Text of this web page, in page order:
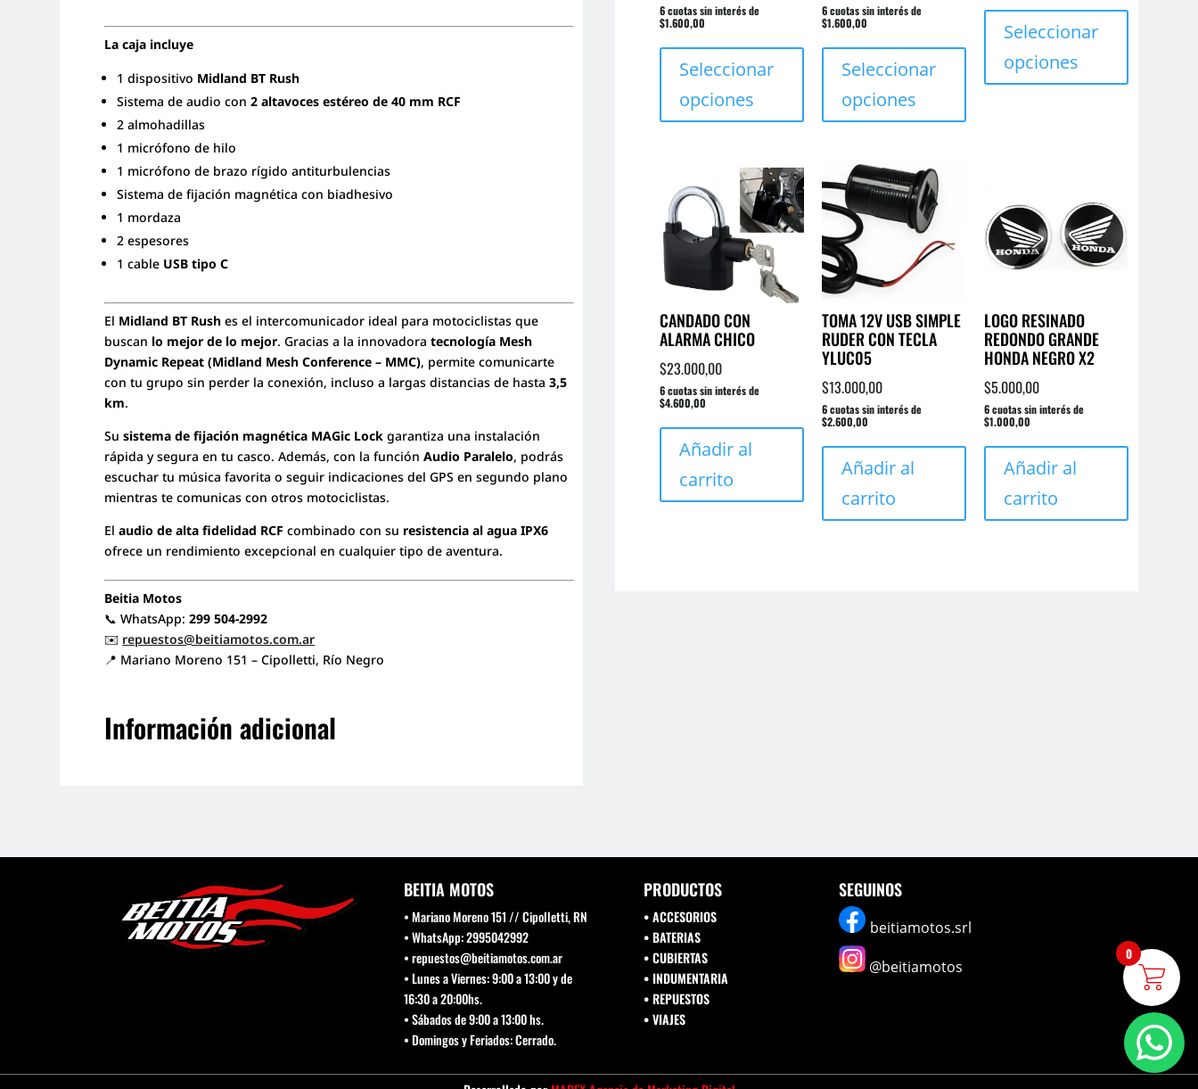
La caja incluye
1 dispositivo Midland BT Rush
Sistema de audio con2 altavoces estéreo de 40 mm RCF
2 almohadillas
1 micrófono de hilo
1 micrófono de brazo rígido antiturbulencias
Sistema de fijación magnética con biadhesivo
1 mordaza
2 espesores
1 cable USB tipo C
El Midland BT Rush es el intercomunicador ideal para motociclistas que
buscan lo mejor de lo mejor. Gracias a la innovadoratecnología Mesh
Dynamic Repeat (Midland Mesh Conference – MMC), permite comunicarte
con tu grupo sin perder la conexión, incluso a largas distancias de hasta3,5
km.
Susistema de fijación magnética MAGic Lock garantiza una instalación
rápida y segura en tu casco. Además, con la funciónAudio Paralelo, podrás
escuchar tu música favorita o seguir indicaciones del GPS en segundo plano
mientras te comunicas con otros motociclistas.
Elaudio de alta fidelidad RCF combinado con su resistencia al agua IPX6
ofrece un rendimiento excepcional en cualquier tipo de aventura.
Beitia Motos
📞 WhatsApp:299 504-2992
✉️ repuestos@beitiamotos.com.ar
📍 Mariano Moreno 151 – Cipolletti, Río Negro
Información adicional
6 cuotas sin interés de
$1.600,00
Seleccionar
opciones
producto
múltiples
opciones
pueden
elegir
página
producto
6 cuotas sin interés de
$1.600,00
Seleccionar
opciones
producto
tiene
pueden
elegir
página
producto
Seleccionar
opciones
CANDADO CON
ALARMA CHICO
$23.000,00
6 cuotas sin interés de
$4.600,00
Añadir al
carrito
TOMA 12V USB SIMPLE
RUDER CON TECLA
YLUC05
$13.000,00
6 cuotas sin interés de
$2.600,00
Añadir al
carrito
LOGO RESINADO
REDONDO GRANDE
HONDA NEGRO X2
$5.000,00
6 cuotas sin interés de
$1.000,00
Añadir al
carrito
BEITIA MOTOS
• Mariano Moreno 151 // Cipolletti, RN
• WhatsApp: 2995042992
• repuestos@beitiamotos.com.ar
• Lunes a Viernes: 9:00 a 13:00 y de
16:30 a 20:00hs.
• Sábados de 9:00 a 13:00 hs.
• Domingos y Feriados: Cerrado.
PRODUCTOS
• ACCESORIOS
• BATERIAS
• CUBIERTAS
• INDUMENTARIA
• REPUESTOS
•VIAJES
SEGUINOS
beitiamotos.srl
@beitiamotos
0